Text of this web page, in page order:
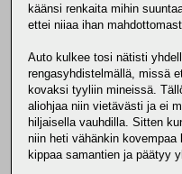
käänsi renkaita mihin
ettei niiaa ihan
Auto kulkee tosi nätisti
rengasyhdistelmällä, missä
kovaksi tyyliin mineissä.
aliohjaa niin vietävästi ja ei
hiljaisella vauhdilla. Sitten
niin heti vähänkin
kippaa samantien ja päätyy